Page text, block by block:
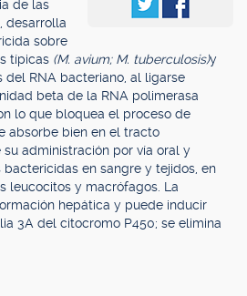
de las
desarrolla
sobre
típicas (M. avium; M. tuberculosis)y
del RNA bacteriano, al ligarse
beta de la RNA polimerasa
lo que bloquea el proceso de
absorbe bien en el tracto
administración por vía oral y
en sangre y tejidos, en
leucocitos y macrófagos. La
hepática y puede inducir
3A del citocromo P450; se elimina